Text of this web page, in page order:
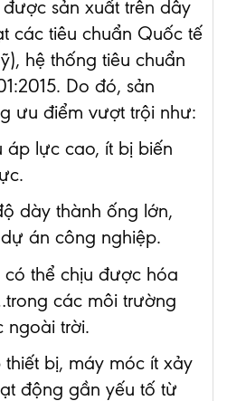
sản xuất trên dây
các tiêu chuẩn Quốc tế
hệ thống tiêu chuẩn
Do đó, sản
ưu điểm vượt trội như:
lực cao, ít bị biến
dày thành ống lớn,
án công nghiệp.
thể chịu được hóa
các môi trường
ngoài trời.
bị, máy móc ít xảy
động gần yếu tố từ